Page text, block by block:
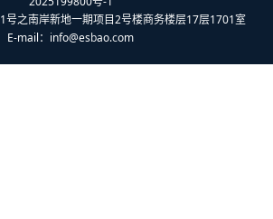
号之南岸新地一期项目2号楼商务楼层17层1701室
E-mail： info@esbao.com